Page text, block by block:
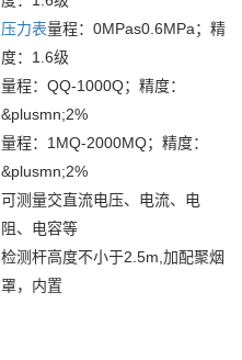
压力表量程：0MPas0.6MPa；精
度：1.6级
量程：QQ-1000Q；精度：
&plusmn;2%
量程：1MQ-2000MQ；精度：
&plusmn;2%
可测量交直流电压、电流、电
阻、电容等
检测杆高度不小于2.5m,加配聚烟
罩，内置